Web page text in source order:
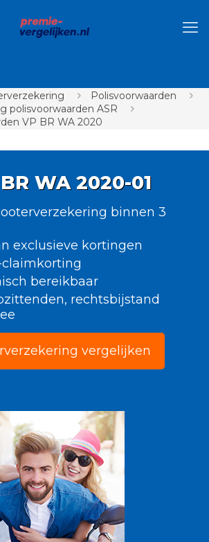
Polisvoorwaarden
polisvoorwaarden ASR
VP BR WA 2020
WA 2020-01
binnen 3
exclusieve kortingen
claimkorting
bereikbaar
rechtsbijstand
vergelijken